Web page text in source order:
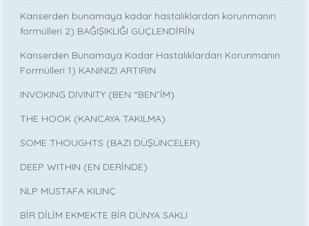
Kanserden bunamaya kadar hastalıklardan korunmanın
formülleri 2) BAĞIŞIKLIĞI GÜÇLENDİRİN
Kanserden Bunamaya Kadar Hastalıklardan Korunmanın
Formülleri 1) KANINIZI ARTIRIN
INVOKING DIVINITY (BEN “BEN”İM)
THE HOOK (KANCAYA TAKILMA)
SOME THOUGHTS (BAZI DÜŞÜNCELER)
DEEP WITHIN (EN DERİNDE)
NLP MUSTAFA KILINÇ
BİR DİLİM EKMEKTE BİR DÜNYA SAKLI